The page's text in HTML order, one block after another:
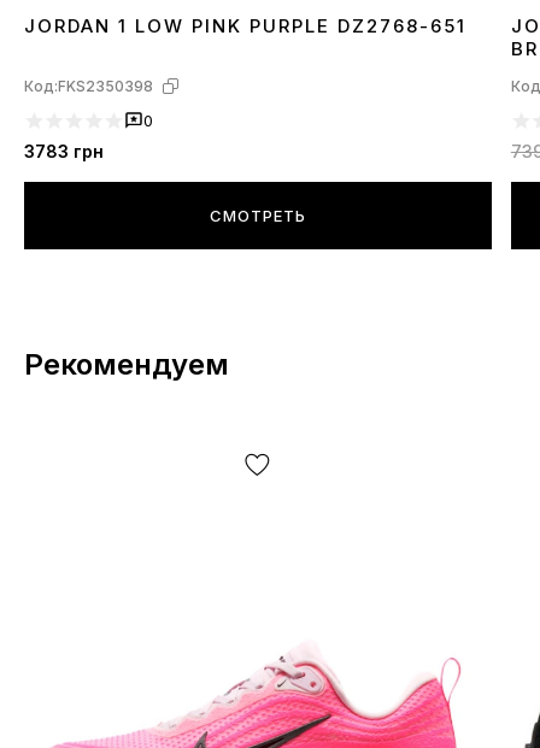
36373840
JORDAN 1 LOW PINK PURPLE DZ2768-651
Код:FKS2350398
0
3783 грн
СМОТРЕТЬ
Рекомендуем